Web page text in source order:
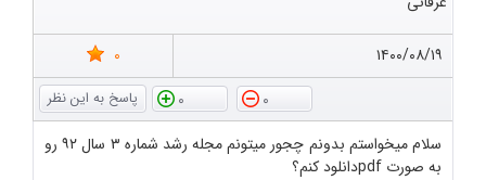
۱۴۰۰/۰۸/۱۹
0
0
0
سلام میخواستم بدونم چجور میتونم مجله رشد شماره ۳ سال ۹۲ رو
به صورت pdfدانلود کنم؟